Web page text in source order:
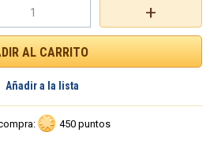
+
Añadir a la lista
450 puntos